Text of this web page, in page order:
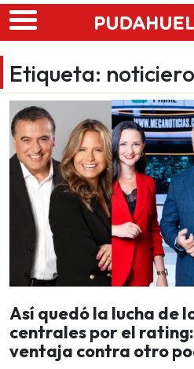
Skip to main content
Etiqueta:
Así quedó la lucha de
centrales por el
ventaja contra otro